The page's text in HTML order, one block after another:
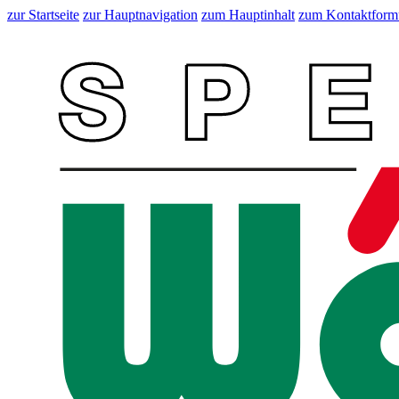
zur Startseite zur Hauptnavigation zum Hauptinhalt zum